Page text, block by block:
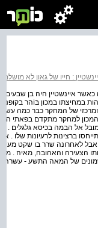
: חייו של גאון לא מושלם
כאשר איינשטיין היה בן
במחיצתו במכון בּוֹהר
של המחקר כבר כמה
למחקר מתקדם בפאתי
אל הבמה בכיסא גלגלים .
ברצינות לרעיונות שלו .
אבל לאחרונה שרר בו שקט
הצעירה והאהובה, מאיה .
של המאה התשע ‑ עשרה,